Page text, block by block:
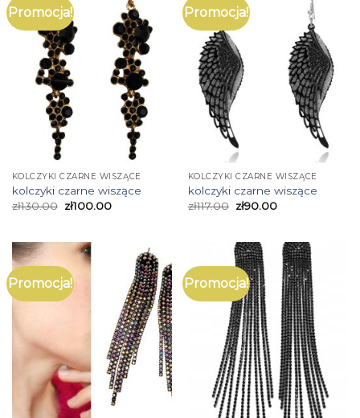
Promocja!
KOLCZYKI CZARNE WISZĄCE
kolczyki czarne wiszące
zł130.00 zł100.00
Promocja!
KOLCZYKI CZARNE WISZĄCE
kolczyki czarne wiszące
zł117.00 zł90.00
Promocja! Promocja!